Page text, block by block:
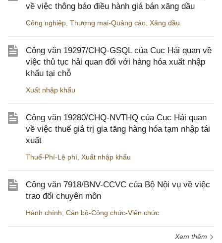
về việc thông báo điều hành giá bán xăng dầu
Công nghiệp Thương mại-Quảng cáo Xăng dầu
Công văn 19297/CHQ-GSQL của Cục Hải quan về
việc thủ tục hải quan đối với hàng hóa xuất nhập
khẩu tại chỗ
Xuất nhập khẩu
Công văn 19280/CHQ-NVTHQ của Cục Hải quan
về việc thuế giá trị gia tăng hàng hóa tạm nhập tái
xuất
Thuế-Phí-Lệ phí Xuất nhập khẩu
Công văn 7918/BNV-CCVC của Bộ Nội vụ về việc
trao đổi chuyên môn
Hành chính Cán bộ-Công chức-Viên chức
Xem thêm